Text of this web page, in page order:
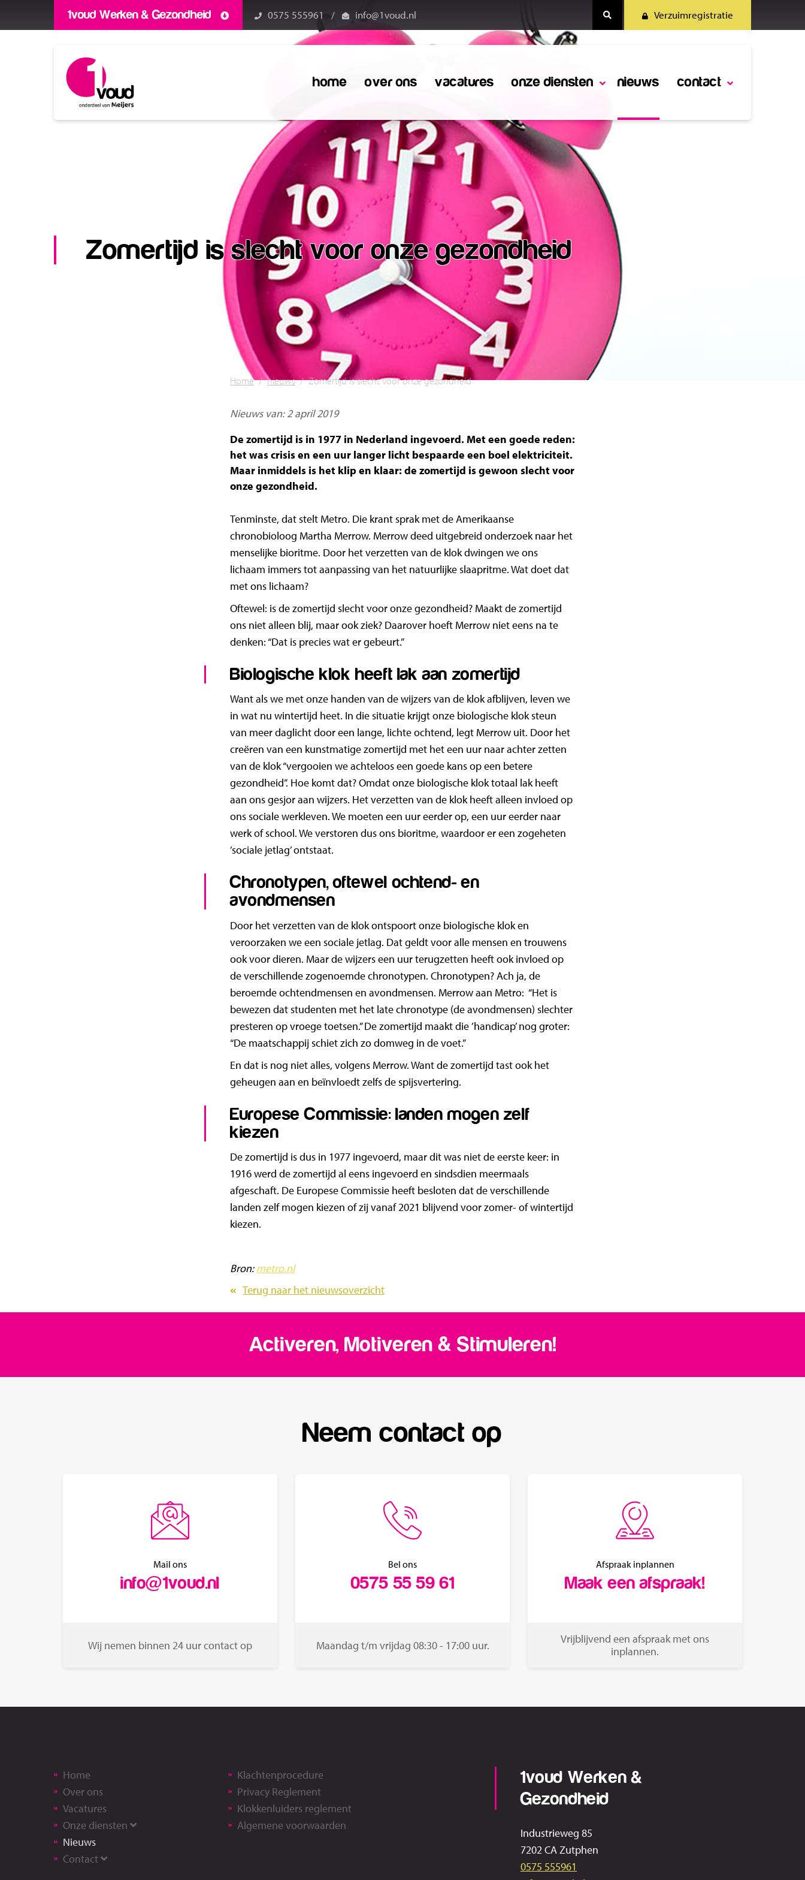
1voud Werken & Gezondheid 0575 555961 / info@1voud.nl Verzuimregistratie
home over ons vacatures onze diensten nieuws contact
Zomertijd is slecht voor onze gezondheid
Home / nieuws / Zomertijd is slecht voor onze gezondheid
Nieuws van: 2 april 2019
De zomertijd is in 1977 in Nederland ingevoerd. Met een goede reden:
het was crisis en een uur langer licht bespaarde een boel elektriciteit.
Maar inmiddels is het klip en klaar: de zomertijd is gewoon slecht voor
onze gezondheid.
Tenminste, dat stelt Metro. Die krant sprak met de Amerikaanse
chronobioloog Martha Merrow. Merrow deed uitgebreid onderzoek naar het
menselijke bioritme. Door het verzetten van de klok dwingen we ons
lichaam immers tot aanpassing van het natuurlijke slaapritme. Wat doet dat
met ons lichaam?
Oftewel: is de zomertijd slecht voor onze gezondheid? Maakt de zomertijd
ons niet alleen blij, maar ook ziek? Daarover hoeft Merrow niet eens na te
denken: “Dat is precies wat er gebeurt.”
Biologische klok heeft lak aan zomertijd
Want als we met onze handen van de wijzers van de klok afblijven, leven we
in wat nu wintertijd heet. In die situatie krijgt onze biologische klok steun
van meer daglicht door een lange, lichte ochtend, legt Merrow uit. Door het
creëren van een kunstmatige zomertijd met het een uur naar achter zetten
van de klok “vergooien we achteloos een goede kans op een betere
gezondheid”. Hoe komt dat? Omdat onze biologische klok totaal lak heeft
aan ons gesjor aan wijzers. Het verzetten van de klok heeft alleen invloed op
ons sociale werkleven. We moeten een uur eerder op, een uur eerder naar
werk of school. We verstoren dus ons bioritme, waardoor er een zogeheten
’sociale jetlag’ ontstaat.
Chronotypen, oftewel ochtend- en
avondmensen
Door het verzetten van de klok ontspoort onze biologische klok en
veroorzaken we een sociale jetlag. Dat geldt voor alle mensen en trouwens
ook voor dieren. Maar de wijzers een uur terugzetten heeft ook invloed op
de verschillende zogenoemde chronotypen. Chronotypen? Ach ja, de
beroemde ochtendmensen en avondmensen. Merrow aan Metro: “Het is
bewezen dat studenten met het late chronotype (de avondmensen) slechter
presteren op vroege toetsen.” De zomertijd maakt die ’handicap’ nog groter:
“De maatschappij schiet zich zo domweg in de voet.”
En dat is nog niet alles, volgens Merrow. Want de zomertijd tast ook het
geheugen aan en beïnvloedt zelfs de spijsvertering.
Europese Commissie: landen mogen zelf
kiezen
De zomertijd is dus in 1977 ingevoerd, maar dit was niet de eerste keer: in
1916 werd de zomertijd al eens ingevoerd en sindsdien meermaals
afgeschaft. De Europese Commissie heeft besloten dat de verschillende
landen zelf mogen kiezen of zij vanaf 2021 blijvend voor zomer- of wintertijd
kiezen.
Bron:metro.nl
Terug naar het nieuwsoverzicht
Activeren, Motiveren & Stimuleren!
Neem contact op
Mail ons
info@1voud.nl
Wij nemen binnen 24 uur contact op
Bel ons
0575 55 59 61
Maandag t/m vrijdag 08:30 - 17:00 uur.
Afspraak inplannen
Maak een afspraak!
Vrijblijvend een afspraak met ons
inplannen.
Home
Over ons
Vacatures
Onze diensten
Nieuws
Contact
Klachtenprocedure
Privacy Reglement
Klokkenluiders reglement
Algemene voorwaarden
1voud Werken &
Gezondheid
Industrieweg 85
7202 CA Zutphen
0575 555961